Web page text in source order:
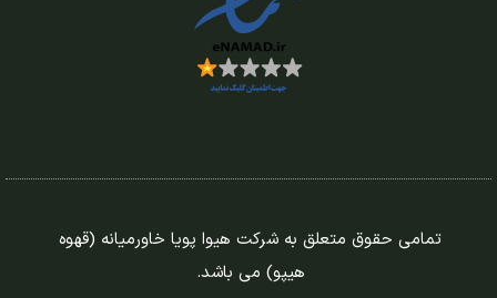
تمامی حقوق متعلق به شرکت هیوا پویا خاورمیانه (قهوه
هیپو) می باشد.